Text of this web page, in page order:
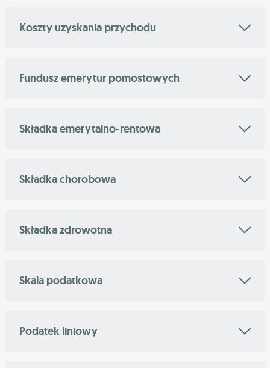
Koszty uzyskania przychodu
Fundusz emerytur pomostowych
Składka emerytalno-rentowa
Składka chorobowa
Składka zdrowotna
Skala podatkowa
Podatek liniowy